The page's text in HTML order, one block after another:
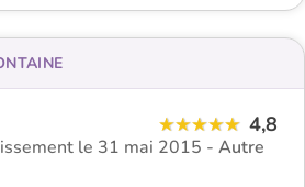
4,8
le 31 mai 2015 - Autre